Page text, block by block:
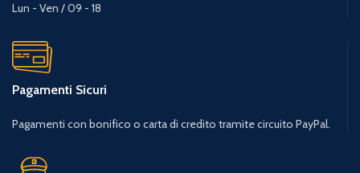
Lun - Ven / 09 - 18
Pagamenti Sicuri
Pagamenti con bonifico o carta di credito tramite circuito PayPal.